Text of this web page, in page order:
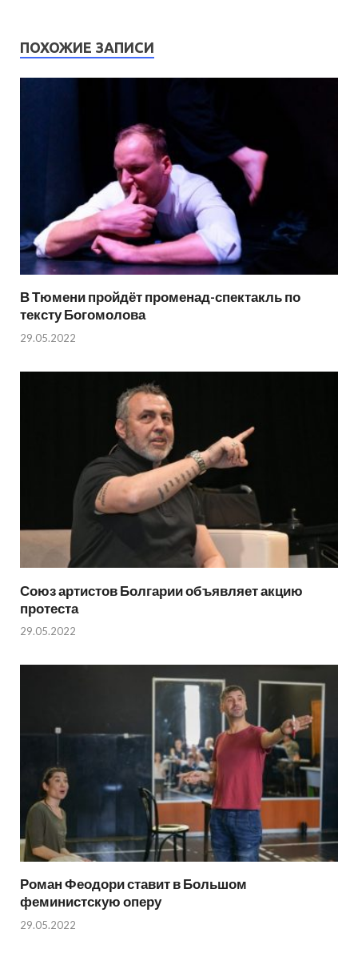
ПОХОЖИЕ ЗАПИСИ
В Тюмени пройдёт променад-спектакль по
тексту Богомолова
29.05.2022
Союз артистов Болгарии объявляет акцию
протеста
29.05.2022
Роман Феодори ставит в Большом
феминистскую оперу
29.05.2022